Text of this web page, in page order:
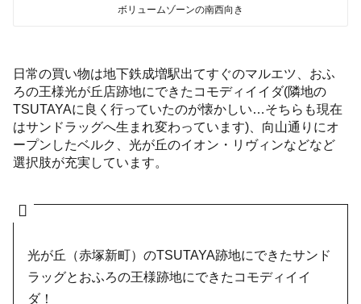
ボリュームゾーンの南西向き
日常の買い物は地下鉄成増駅出てすぐのマルエツ、おふ
ろの王様光が丘店跡地にできたコモディイイダ(隣地の
TSUTAYAに良く行っていたのが懐かしい…そちらも現在
はサンドラッグへ生まれ変わっています)、向山通りにオ
ープンしたベルク、光が丘のイオン・リヴィンなどなど
選択肢が充実しています。
光が丘（赤塚新町）のTSUTAYA跡地にできたサンド
ラッグとおふろの王様跡地にできたコモディイイ
ダ！